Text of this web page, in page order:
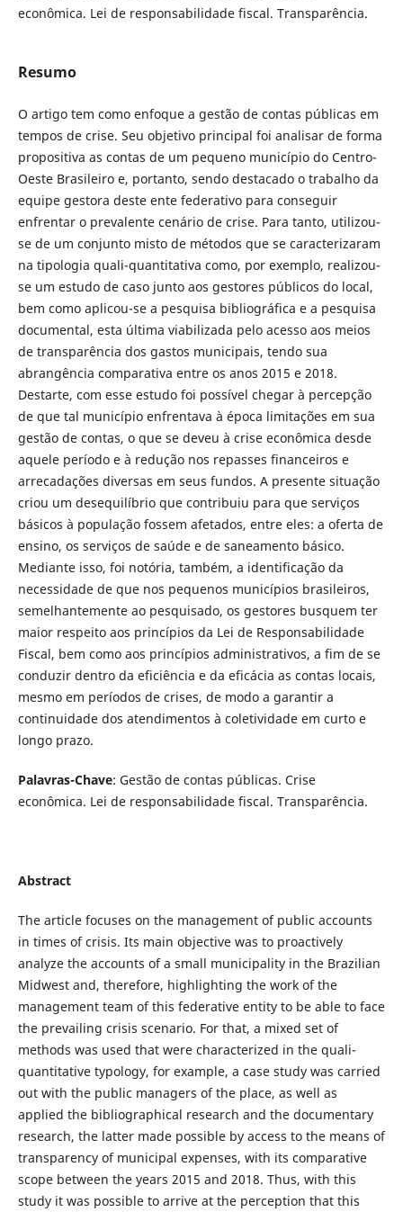
econômica. Lei de responsabilidade fiscal. Transparência.
Resumo
O artigo tem como enfoque a gestão de contas públicas em
tempos de crise. Seu objetivo principal foi analisar de forma
propositiva as contas de um pequeno município do Centro-
Oeste Brasileiro e, portanto, sendo destacado o trabalho da
equipe gestora deste ente federativo para conseguir
enfrentar o prevalente cenário de crise. Para tanto, utilizou-
se de um conjunto misto de métodos que se caracterizaram
na tipologia quali-quantitativa como, por exemplo, realizou-
se um estudo de caso junto aos gestores públicos do local,
bem como aplicou-se a pesquisa bibliográfica e a pesquisa
documental, esta última viabilizada pelo acesso aos meios
de transparência dos gastos municipais, tendo sua
abrangência comparativa entre os anos 2015 e 2018.
Destarte, com esse estudo foi possível chegar à percepção
de que tal município enfrentava à época limitações em sua
gestão de contas, o que se deveu à crise econômica desde
aquele período e à redução nos repasses financeiros e
arrecadações diversas em seus fundos. A presente situação
criou um desequilíbrio que contribuiu para que serviços
básicos à população fossem afetados, entre eles: a oferta de
ensino, os serviços de saúde e de saneamento básico.
Mediante isso, foi notória, também, a identificação da
necessidade de que nos pequenos municípios brasileiros,
semelhantemente ao pesquisado, os gestores busquem ter
maior respeito aos princípios da Lei de Responsabilidade
Fiscal, bem como aos princípios administrativos, a fim de se
conduzir dentro da eficiência e da eficácia as contas locais,
mesmo em períodos de crises, de modo a garantir a
continuidade dos atendimentos à coletividade em curto e
longo prazo.
Palavras-Chave: Gestão de contas públicas. Crise
econômica. Lei de responsabilidade fiscal. Transparência.
Abstract
The article focuses on the management of public accounts
in times of crisis. Its main objective was to proactively
analyze the accounts of a small municipality in the Brazilian
Midwest and, therefore, highlighting the work of the
management team of this federative entity to be able to face
the prevailing crisis scenario. For that, a mixed set of
methods was used that were characterized in the quali-
quantitative typology, for example, a case study was carried
out with the public managers of the place, as well as
applied the bibliographical research and the documentary
research, the latter made possible by access to the means of
transparency of municipal expenses, with its comparative
scope between the years 2015 and 2018. Thus, with this
study it was possible to arrive at the perception that this